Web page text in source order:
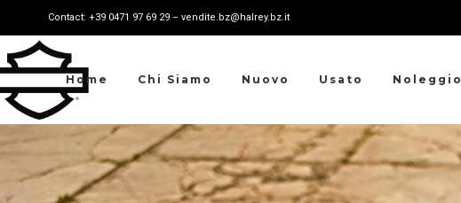
Contact: +39 0471 97 69 29 – vendite.bz@halrey.bz.it
Home Chi Siamo Nuovo Usato Noleggio